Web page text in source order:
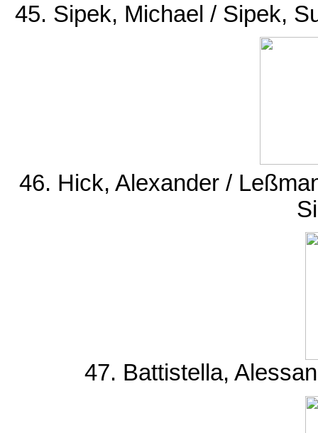
45. Sipek, Michael / Sipek,
46. Hick, Alexander /
47. Battistella,